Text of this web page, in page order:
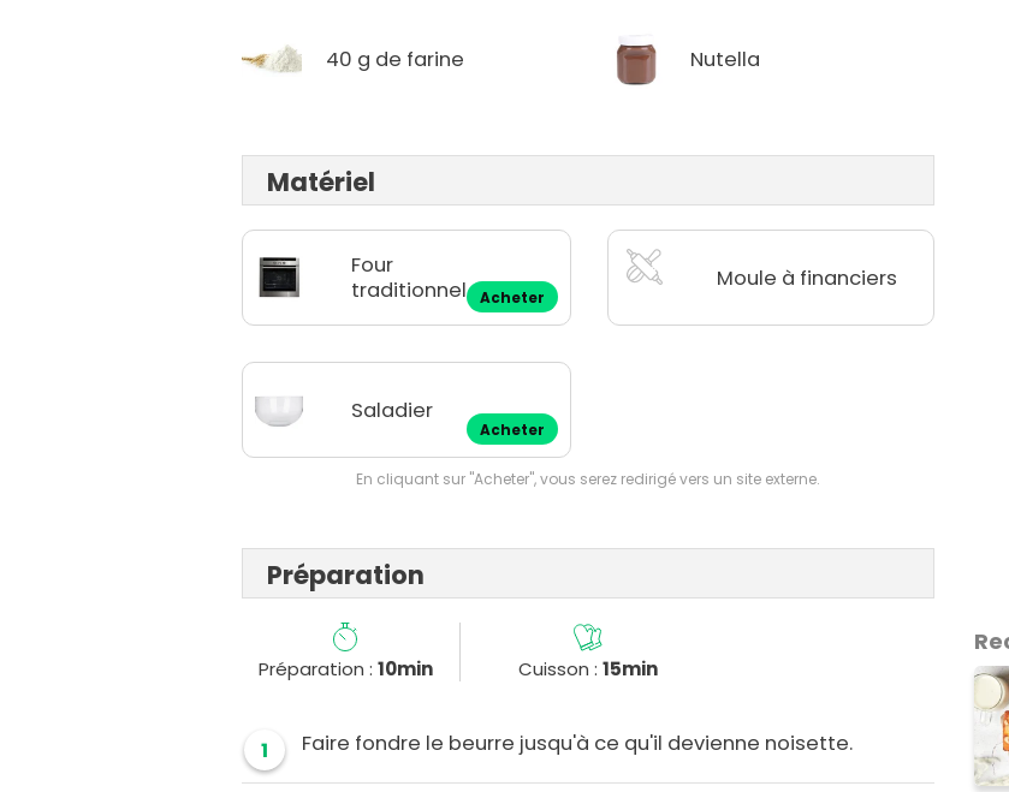
40 g de farine Nutella
Matériel
Four
traditionnel
Acheter
Moule à financiers
Saladier
Acheter
En cliquant sur "Acheter", vous serez redirigé vers un site externe.
Préparation
Préparation : 10min Cuisson :15min
1 Faire fondre le beurre jusqu'à ce qu'il devienne noisette.